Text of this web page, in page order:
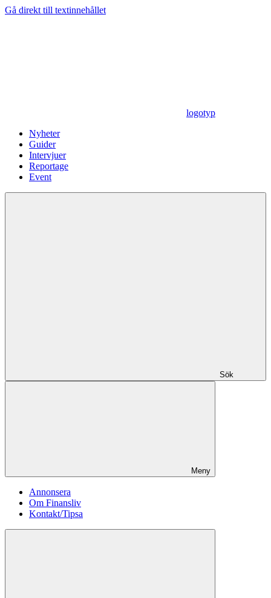
Gå direkt till textinnehållet
logotyp
Nyheter
Guider
Intervjuer
Reportage
Event
Sök
Meny
Annonsera
Om Finansliv
Kontakt/Tipsa